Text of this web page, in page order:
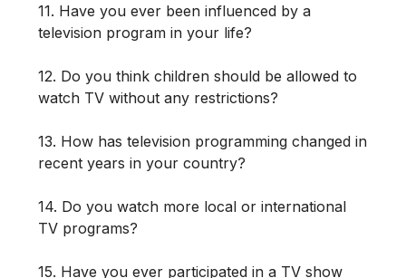
11. Have you ever been influenced by a
television program in your life?
12. Do you think children should be allowed to
watch TV without any restrictions?
13. How has television programming changed in
recent years in your country?
14. Do you watch more local or international
TV programs?
15. Have you ever participated in a TV show